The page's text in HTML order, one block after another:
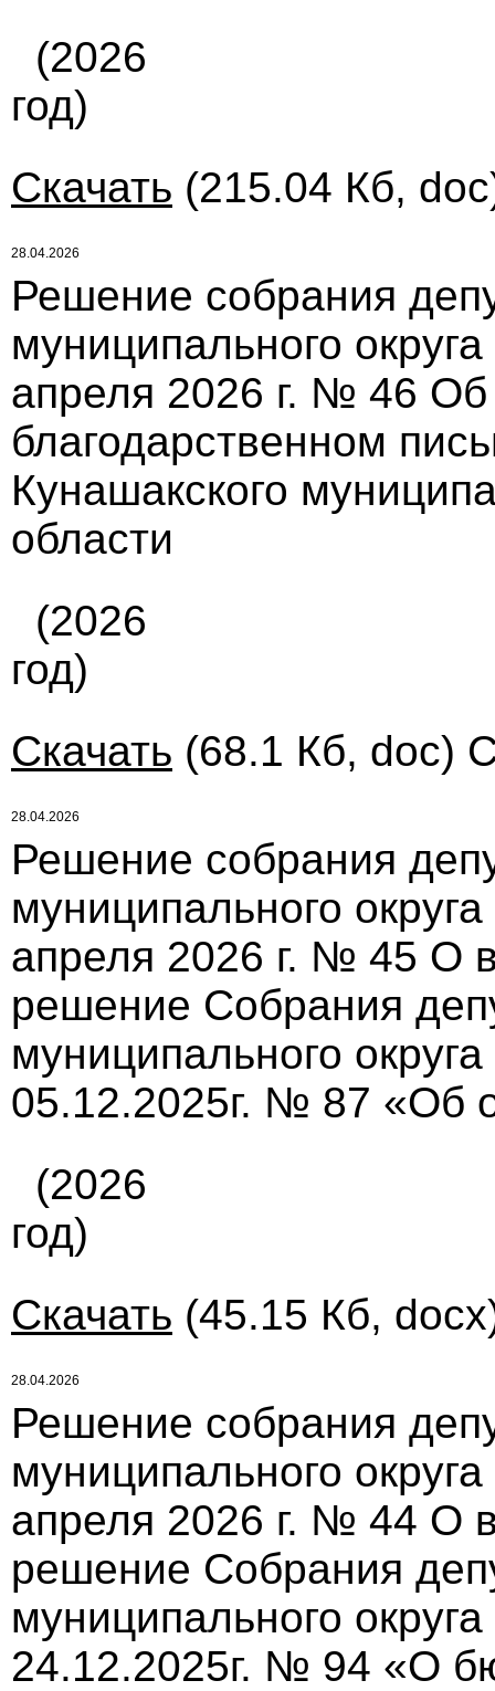
(2026
год)
Скачать (215.04 Кб,
28.04.2026
Решение собрания
муниципального
апреля 2026 г. № 46
благодарственном
Кунашакского
области
(2026
год)
Скачать (68.1 Кб, doc)
28.04.2026
Решение собрания
муниципального
апреля 2026 г. № 45 О
решение Собрания
муниципального
05.12.2025г. № 87 «Об
(2026
год)
Скачать (45.15 Кб,
28.04.2026
Решение собрания
муниципального
апреля 2026 г. № 44 О
решение Собрания
муниципального
24.12.2025г. № 94 «О